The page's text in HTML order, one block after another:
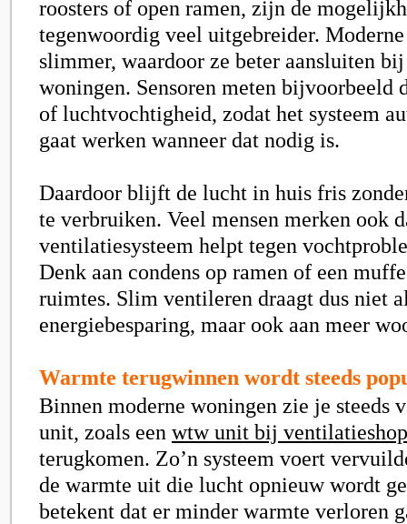
roosters of open ramen, zijn de
tegenwoordig veel uitgebreider.
slimmer, waardoor ze beter aansluiten
woningen. Sensoren meten
of luchtvochtigheid, zodat het systeem
gaat werken wanneer dat nodig is.
Daardoor blijft de lucht in huis fris
te verbruiken. Veel mensen merken ook
ventilatiesysteem helpt tegen
Denk aan condens op ramen of een
ruimtes. Slim ventileren draagt dus niet
energiebesparing, maar ook aan meer
Warmte terugwinnen wordt steeds
Binnen moderne woningen zie je steeds
unit, zoals een wtw unit bij
terugkomen. Zo’n systeem voert
de warmte uit die lucht opnieuw wordt
betekent dat er minder warmte verloren